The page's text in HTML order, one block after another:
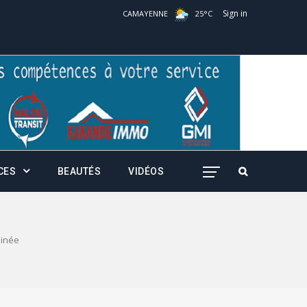
CAMAYENNE 25°C Sign in
BEAUTÉS VIDÉOS